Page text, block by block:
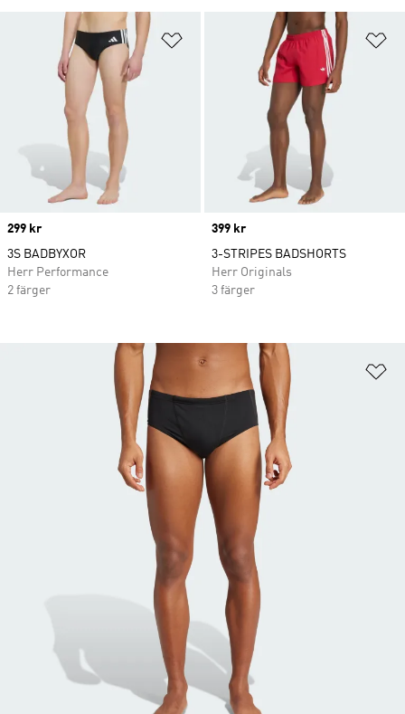
Lägg till på önskelistan
Price
299 kr
3S BADBYXOR
Herr Performance
2 färger
Price
399 kr
3-STRIPES BADSHORTS
Herr Originals
3 färger